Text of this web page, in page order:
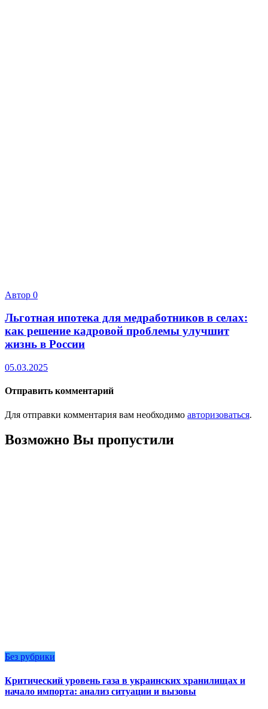
Автор 0
Льготная ипотека для медработников в селах:
как решение кадровой проблемы улучшит
жизнь в России
05.03.2025
Отправить комментарий
Для отправки комментария вам необходимо авторизоваться.
Возможно Вы пропустили
Без рубрики
Критический уровень газа в украинских хранилищах и
начало импорта: анализ ситуации и вызовы